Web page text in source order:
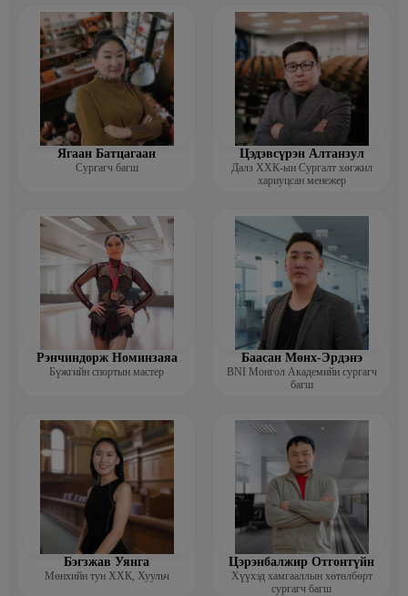
Ягаан Батцагаан
Сургагч багш
Цэдэвсүрэн Алтанзул
Далз ХХК-ын Сургалт хөгжил
хариуцсан менежер
Рэнчиндорж Номинзаяа
Бүжгийн спортын мастер
Баасан Мөнх-Эрдэнэ
BNI Монгол Академийн сургагч
багш
Бэгзжав Уянга
Мөнхийн тун ХХК, Хуульч
Цэрэнбалжир Отгонтүйн
Хүүхэд хамгааллын хөтөлбөрт
сургагч багш